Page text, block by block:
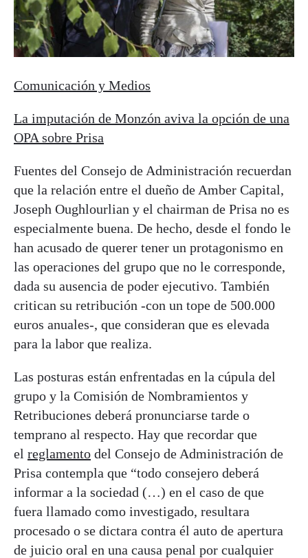
Comunicación y Medios
La imputación de Monzón aviva la opción de una
OPA sobre Prisa
Fuentes del Consejo de Administración recuerdan
que la relación entre el dueño de Amber Capital,
Joseph Oughlourlian y el chairman de Prisa no es
especialmente buena. De hecho, desde el fondo le
han acusado de querer tener un protagonismo en
las operaciones del grupo que no le corresponde,
dada su ausencia de poder ejecutivo. También
critican su retribución -con un tope de 500.000
euros anuales-, que consideran que es elevada
para la labor que realiza.
Las posturas están enfrentadas en la cúpula del
grupo y la Comisión de Nombramientos y
Retribuciones deberá pronunciarse tarde o
temprano al respecto. Hay que recordar que
el reglamento del Consejo de Administración de
Prisa contempla que “todo consejero deberá
informar a la sociedad (…) en el caso de que
fuera llamado como investigado, resultara
procesado o se dictara contra él auto de apertura
de juicio oral en una causa penal por cualquier